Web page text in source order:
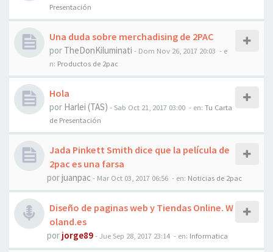
Presentación
Una duda sobre merchadising de 2PAC
por TheDonKiluminati - Dom Nov 26, 2017 20:03 - e
n: Productos de 2pac
Hola
por Harlei (TAS) - Sab Oct 21, 2017 03:00 - en: Tu Carta
de Presentación
Jada Pinkett Smith dice que la película de
2pac es una farsa
porjuanpac- Mar Oct 03, 2017 06:56 - en: Noticias de 2pac
Diseño de paginas web y Tiendas Online. W
oland.es
por jorge89-Jue Sep 28, 2017 23:14 - en: Informatica